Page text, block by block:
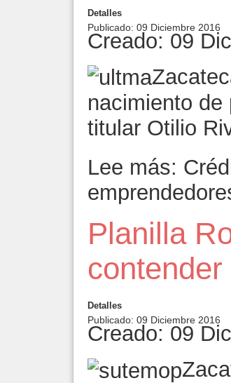
Detalles
Publicado: 09 Diciembre 2016
Creado: 09
nacimiento de
titular Otilio
Lee más:
Planilla
Detalles
Publicado: 09 Diciembre 2016
Creado: 09